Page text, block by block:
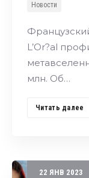
Новости
L’Or?al
млн. Об…
Читать далее
22 ЯНВ 2023